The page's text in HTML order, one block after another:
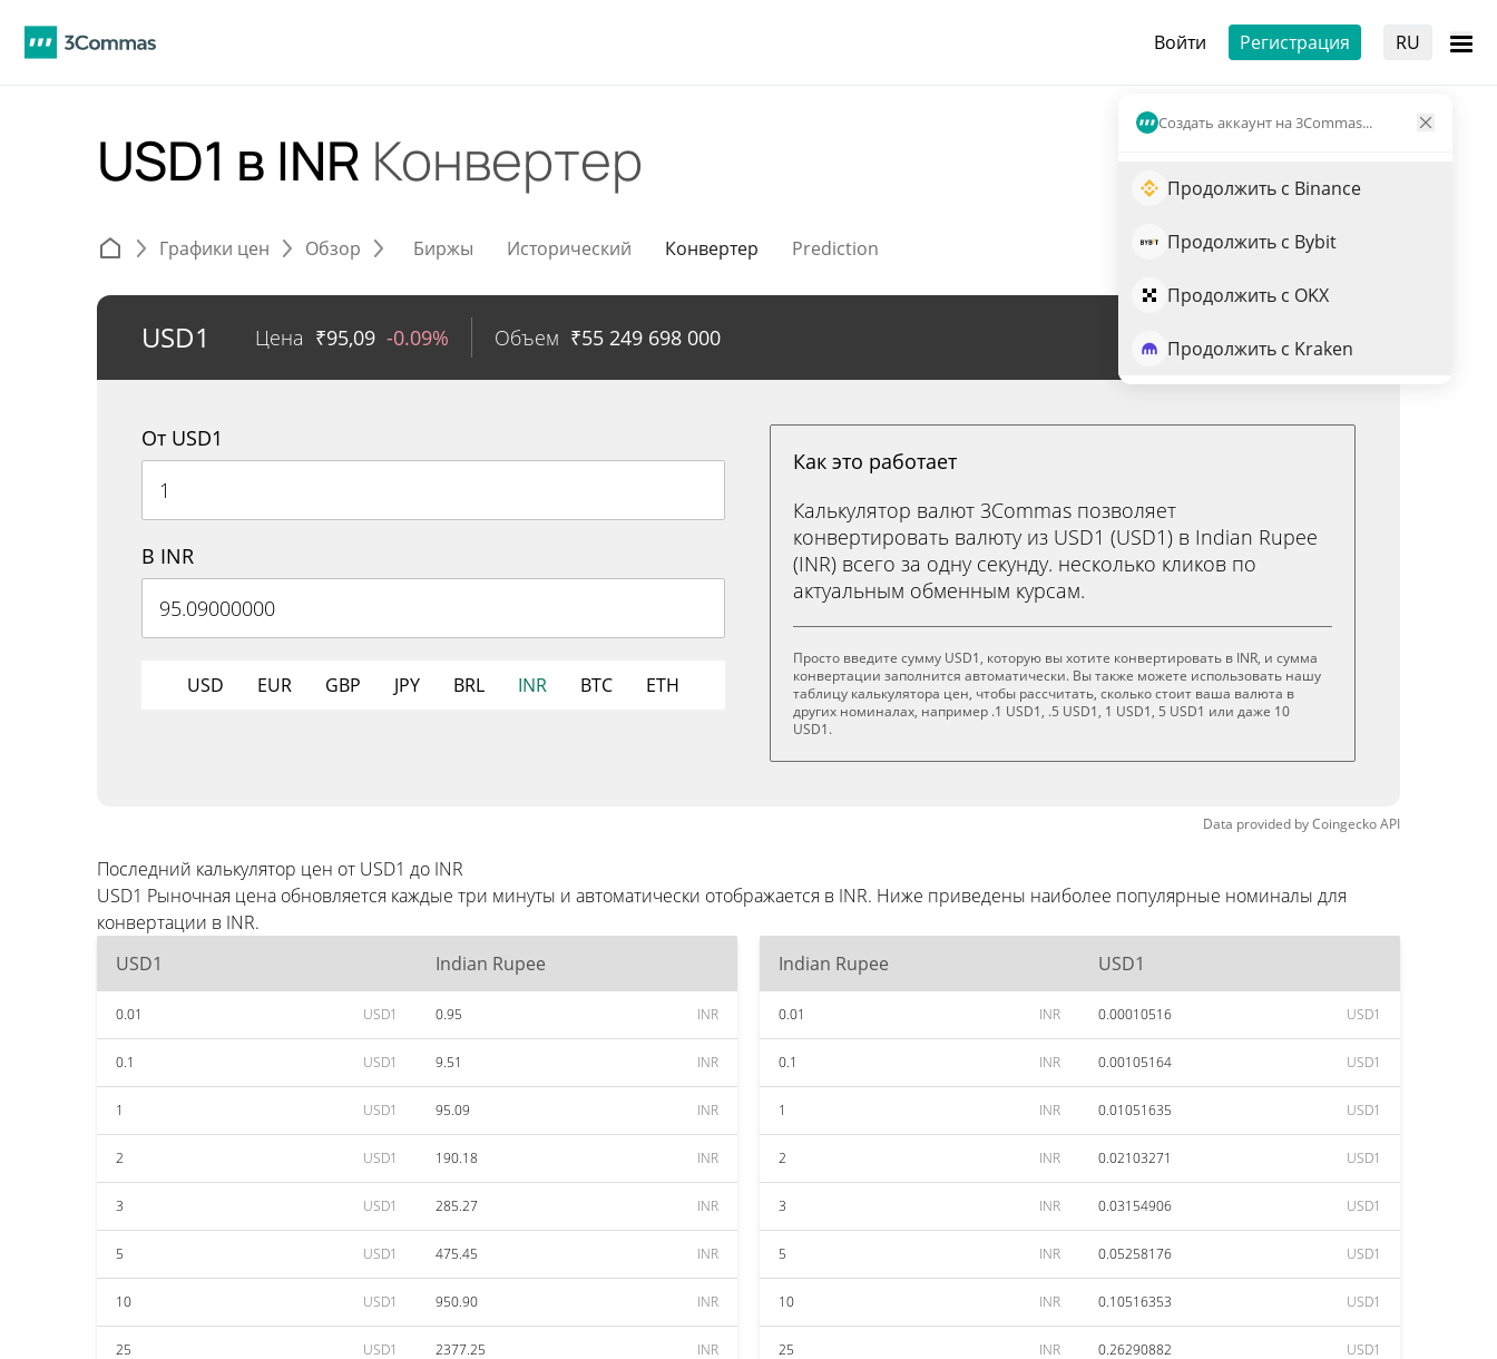
Войти Регистрация RU
Создать аккаунт на 3Commas...
Продолжить с Binance
Продолжить с Bybit
Продолжить с OKX
Продолжить с Kraken
USD1 в INR Конвертер
Графики цен Обзор Биржы Исторический Конвертер Prediction
USD1 Цена ₹95,09 -0.09% Объем ₹55 249 698 000 Торговля USD1
От USD1
В INR
USD EUR GBP JPY BRL INR BTC ETH
Как это работает
Калькулятор валют 3Commas позволяет
конвертировать валюту из USD1 (USD1) в Indian Rupee
(INR) всего за одну секунду. несколько кликов по
актуальным обменным курсам.
Просто введите сумму USD1, которую вы хотите конвертировать в INR, и сумма
конвертации заполнится автоматически. Вы также можете использовать нашу
таблицу калькулятора цен, чтобы рассчитать, сколько стоит ваша валюта в
других номиналах, например .1 USD1, .5 USD1, 1 USD1, 5 USD1 или даже 10
USD1.
Data provided byCoingeckoAPI
Последний калькулятор цен от USD1 до INR
USD1 Рыночная цена обновляется каждые три минуты и автоматически отображается в INR. Ниже приведены наиболее популярные номиналы для
конвертации в INR.
USD1
Indian Rupee
0.01 USD1 0.95 INR
0.1 USD1 9.51 INR
1 USD1 95.09 INR
2 USD1 190.18 INR
3 USD1 285.27 INR
5 USD1 475.45 INR
10 USD1 950.90 INR
25 USD1 2377.25 INR
Indian Rupee USD1
0.01 INR 0.00010516 USD1
0.1 INR 0.00105164 USD1
1 INR 0.01051635 USD1
2 INR 0.02103271 USD1
3 INR 0.03154906 USD1
5 INR 0.05258176 USD1
10 INR 0.10516353 USD1
25 INR 0.26290882 USD1